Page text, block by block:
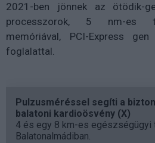
2021-ben jönnek az ötödik-
processzorok, 5 nm-es
memóriával, PCI-Express
foglalattal.
Pulzusméréssel segíti a
balatoni kardioösvény (X)
4 és egy 8 km-es egészségügyi
Balatonalmádiban.